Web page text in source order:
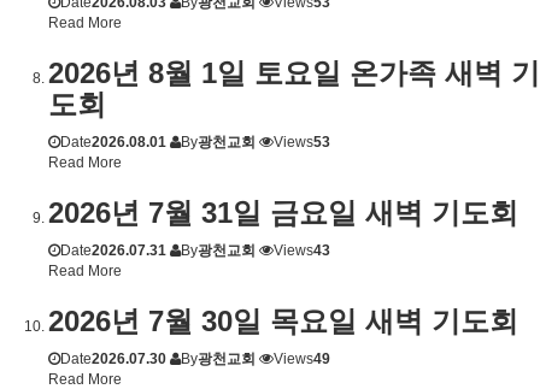
Read More
2026년 8월 1일 토요일 온가족 새벽 기
도회
Date2026.08.01 By광천교회 Views53
Read More
2026년 7월 31일 금요일 새벽 기도회
Date2026.07.31 By광천교회 Views43
Read More
2026년 7월 30일 목요일 새벽 기도회
Date2026.07.30 By광천교회 Views49
Read More